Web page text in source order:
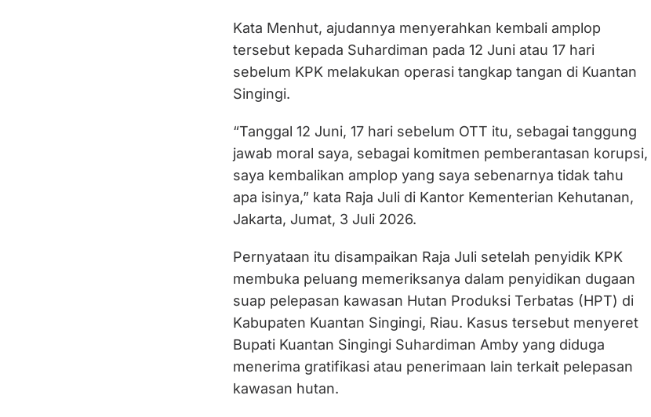
Kata Menhut, ajudannya menyerahkan kembali amplop
tersebut kepada Suhardiman pada 12 Juni atau 17 hari
sebelum KPK melakukan operasi tangkap tangan di Kuantan
Singingi.
“Tanggal 12 Juni, 17 hari sebelum OTT itu, sebagai tanggung
jawab moral saya, sebagai komitmen pemberantasan korupsi,
saya kembalikan amplop yang saya sebenarnya tidak tahu
apa isinya,” kata Raja Juli di Kantor Kementerian Kehutanan,
Jakarta, Jumat, 3 Juli 2026.
Pernyataan itu disampaikan Raja Juli setelah penyidik KPK
membuka peluang memeriksanya dalam penyidikan dugaan
suap pelepasan kawasan Hutan Produksi Terbatas (HPT) di
Kabupaten Kuantan Singingi, Riau. Kasus tersebut menyeret
Bupati Kuantan Singingi Suhardiman Amby yang diduga
menerima gratifikasi atau penerimaan lain terkait pelepasan
kawasan hutan.